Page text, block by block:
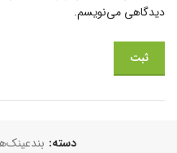
دیدگاهی می‌نویسم.
دسته: